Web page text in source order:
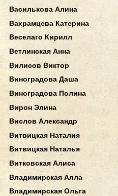
Василькова Алина
Вахрамцева Катерина
Веселаго Кирилл
Ветлинская Анна
Вилисов Виктор
Виноградова Даша
Виноградова Полина
Вирон Элина
Вислов Александр
Витвицкая Наталия
Витвицкая Наталья
Витковская Алиса
Владимирская Алла
Владимирская Ольга